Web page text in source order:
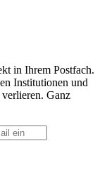
in Ihrem Postfach.
Institutionen und
Ganz